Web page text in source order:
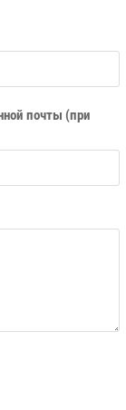
почты (при